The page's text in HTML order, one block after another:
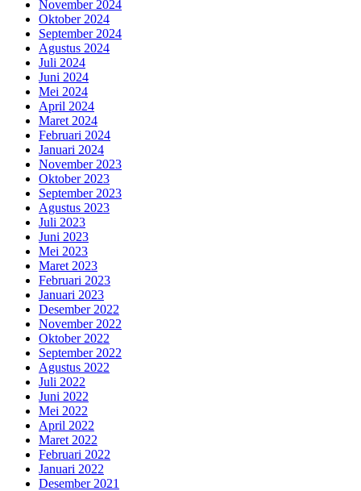
November 2024
Oktober 2024
September 2024
Agustus 2024
Juli 2024
Juni 2024
Mei 2024
April 2024
Maret 2024
Februari 2024
Januari 2024
November 2023
Oktober 2023
September 2023
Agustus 2023
Juli 2023
Juni 2023
Mei 2023
Maret 2023
Februari 2023
Januari 2023
Desember 2022
November 2022
Oktober 2022
September 2022
Agustus 2022
Juli 2022
Juni 2022
Mei 2022
April 2022
Maret 2022
Februari 2022
Januari 2022
Desember 2021